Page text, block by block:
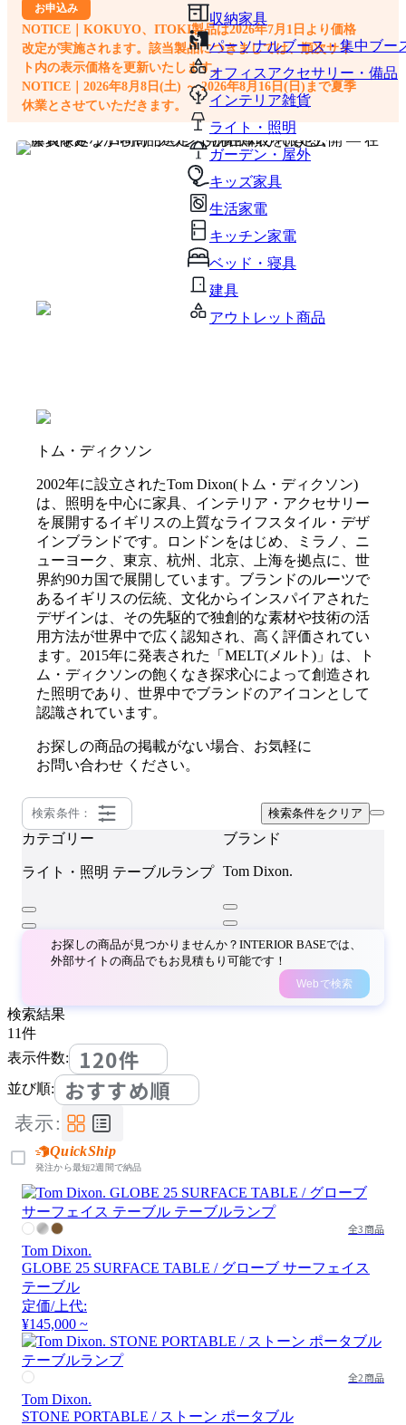
収納家具
パーソナルブース・集中ブー
オフィスアクセサリー・備品
インテリア雑貨
ライト・照明
ガーデン・屋外
キッズ家具
生活家電
キッチン家電
ベッド・寝具
建具
アウトレット商品
お申込み
NOTICE｜KOKUYO、ITOKI製品は2026年7月1日より価格
改定が実施されます。該当製品につきましては、順次サイ
ト内の表示価格を更新いたします。
NOTICE｜2026年8月8日(土) ～ 2026年8月16日(日)まで夏季
休業とさせていただきます。
トム・ディクソン
2002年に設立されたTom Dixon(トム・ディクソン)
は、照明を中心に家具、インテリア・アクセサリー
を展開するイギリスの上質なライフスタイル・デザ
インブランドです。ロンドンをはじめ、ミラノ、ニ
ューヨーク、東京、杭州、北京、上海を拠点に、世
界約90カ国で展開しています。ブランドのルーツで
あるイギリスの伝統、文化からインスパイアされた
デザインは、その先駆的で独創的な素材や技術の活
用方法が世界中で広く認知され、高く評価されてい
ます。2015年に発表された「MELT(メルト)」は、ト
ム・ディクソンの飽くなき探求心によって創造され
た照明であり、世界中でブランドのアイコンとして
認識されています。
お探しの商品の掲載がない場合、お気軽に
お問い合わせ ください。
検索条件： 検索条件をクリア
カテゴリー
ライト・照明 テーブルランプ
ブランド
Tom Dixon.
お探しの商品が見つかりませんか？INTERIOR BASEでは、
外部サイトの商品でもお見積もり可能です！
Webで検索
検索結果
11件
表示件数:
120件
並び順: おすすめ順
表示:
QuickShip
発注から最短2週間で納品
全3商品
Tom Dixon.
GLOBE 25 SURFACE TABLE / グローブ サーフェイス
テーブル
定価/上代:
¥145,000 ~
全2商品
Tom Dixon.
STONE PORTABLE / ストーン ポータブル